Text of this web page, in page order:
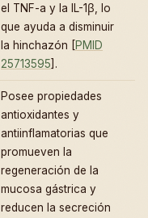
el TNF-a y la IL-1β, lo
que ayuda a disminuir
la hinchazón [PMID
25713595].
Posee propiedades
antioxidantes y
antiinflamatorias que
promueven la
regeneración de la
mucosa gástrica y
reducen la secreción